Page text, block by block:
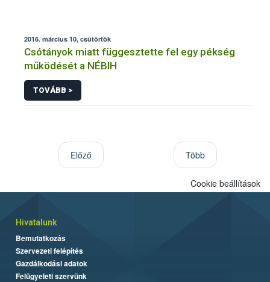
2016. március 10, csütörtök
Csótányok miatt függesztette fel egy pékség
működését a NÉBIH
TOVÁBB >
Előző Több
Cookie beállítások
Hivatalunk
Bemutatkozás
Szervezeti felépítés
Gazdálkodási adatok
Felügyeleti szervünk